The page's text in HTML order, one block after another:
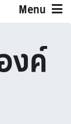
Menu
งค์